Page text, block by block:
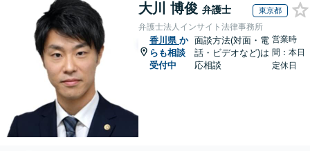
大川 博俊 弁護士 東京都
弁護士法人インサイト法律事務所
香川県 か
らも相談
受付中
面談方法(対面・電
話・ビデオなど)は
応相談
営業時
間：本日
定休日